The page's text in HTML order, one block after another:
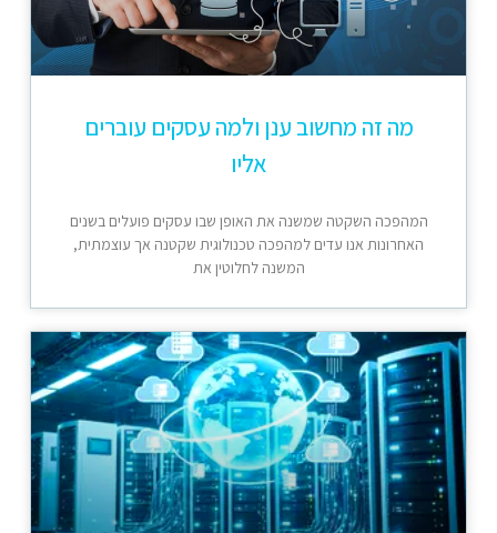
מה זה מחשוב ענן ולמה עסקים עוברים
אליו
המהפכה השקטה שמשנה את האופן שבו עסקים פועלים בשנים
האחרונות אנו עדים למהפכה טכנולוגית שקטנה אך עוצמתית,
המשנה לחלוטין את